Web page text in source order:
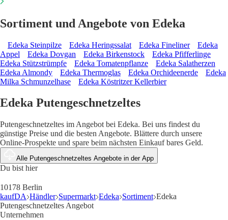
Sortiment und Angebote von Edeka
Edeka Steinpilze Edeka Heringssalat Edeka Fineliner
Edeka
Appel
Edeka Dovgan Edeka Birkenstock
Edeka Pfifferlinge
Edeka Stützstrümpfe
Edeka Tomatenpflanze
Edeka Salatherzen
Edeka Almondy
Edeka Thermoglas Edeka Orchideenerde
Edeka
Milka Schmunzelhase
Edeka Köstritzer Kellerbier
Edeka Putengeschnetzeltes
Putengeschnetzeltes im Angebot bei Edeka. Bei uns findest du
günstige Preise und die besten Angebote. Blättere durch unsere
Online-Prospekte und spare beim nächsten Einkauf bares Geld.
Alle Putengeschnetzeltes Angebote in der App
Du bist hier
10178 Berlin
kaufDA Händler Supermarkt Edeka Sortiment Edeka
Putengeschnetzeltes Angebot
Unternehmen